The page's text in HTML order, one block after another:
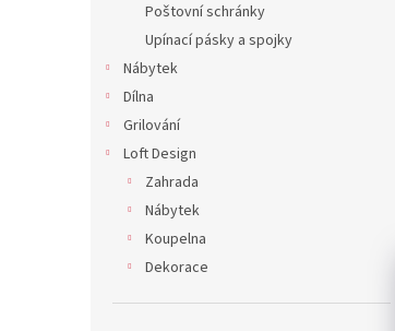
Poštovní schránky
Upínací pásky a spojky
Nábytek
Dílna
Grilování
Loft Design
Zahrada
Nábytek
Koupelna
Dekorace